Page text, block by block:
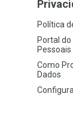
Política
Portal
Pessoais
Como
Dados